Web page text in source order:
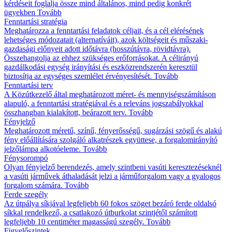
kérdéseit foglalja össze mind általános, mind pedig konkrét
ügyekben Tovább
Fenntartási stratégia
Meghatározza a fenntartási feladatok céljait, és a cél elérésének
lehetséges módozatait (alternatíváit), azok költségeit és műszaki-
gazdasági előnyeit adott időtávra (hosszútávra, rövidtávra).
Összehangolja az ehhez szükséges erőforrásokat. A célirányú
gazdálkodási egység irányítási és eszközrendszerén keresztül
biztosítja az egységes szemlélet érvényesítését. Tovább
Fenntartási terv
A Közútkezelő által meghatározott méret- és mennyiségszámításon
alapuló, a fenntartási stratégiával és a releváns jogszabályokkal
összhangban kialakított, beárazott terv. Tovább
Fényjelző
Meghatározott méretű, színű, fényerősségű, sugárzási szögű és alakú
fény előállítására szolgáló alkatrészek együttese, a forgalomirányító
jelzőlámpa alkotóeleme. Tovább
Fénysorompó
Olyan fényjelző berendezés, amely szintbeni vasúti keresztezéseknél
a vasúti járművek áthaladását jelzi a járműforgalom vagy a gyalogos
forgalom számára. Tovább
Ferde szegély
Az útpálya síkjával legfeljebb 60 fokos szöget bezáró ferde oldalsó
síkkal rendelkező, a csatlakozó útburkolat szintjétől számított
legfeljebb 10 centiméter magasságú szegély. Tovább